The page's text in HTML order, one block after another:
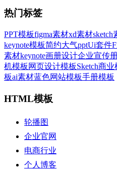
热门标签
PPT模板figma素材xd素材sketch
keynote模板简约大气pptUi套件
素材keynote画册设计企业宣传
机模板 网页设计模板Sketch商业
板ai素材蓝色网站模板手册模板
HTML模板
轮播图
企业官网
电商行业
个人博客